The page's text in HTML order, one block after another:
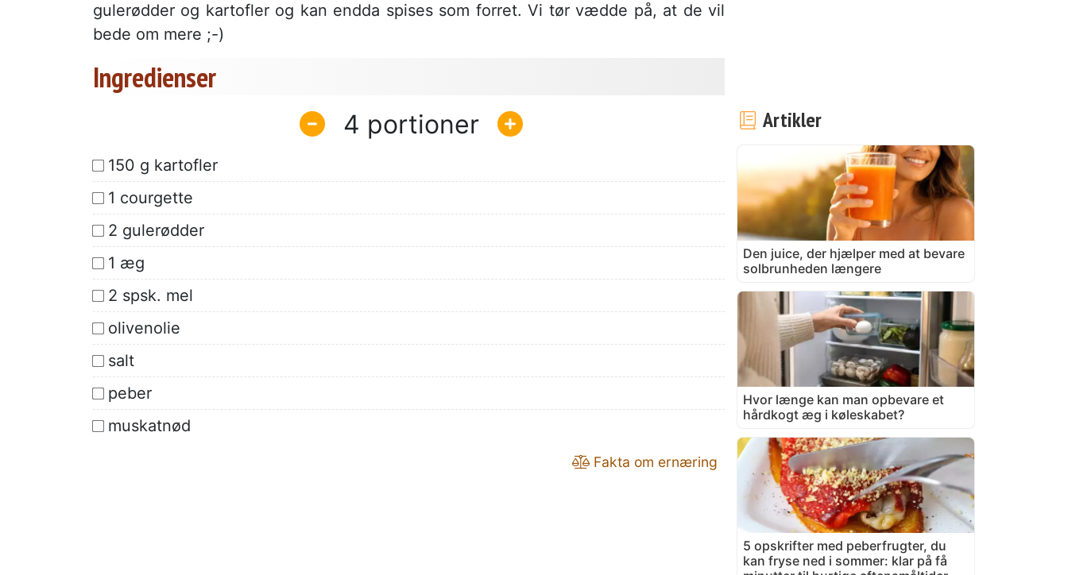
gulerødder og kartofler og kan endda spises som forret. Vi tør vædde på, at de vil
bede om mere ;-)
Ingredienser
4
150 g kartofler
1 courgette
2 gulerødder
1 æg
2 spsk. mel
olivenolie
salt
peber
muskatnød
Fakta om ernæring
Artikler
Den juice, der hjælper med at bevare
solbrunheden længere
Hvor længe kan man opbevare et
hårdkogt æg i køleskabet?
5 opskrifter med peberfrugter, du
kan fryse ned i sommer: klar på få